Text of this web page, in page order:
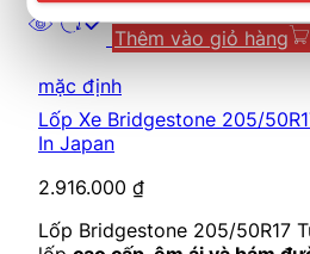
Thêm vào giỏ hàng
mặc định
Lốp Xe Bridgestone 205/
In Japan
2.916.000 ₫
Lốp Bridgestone 205/50R17